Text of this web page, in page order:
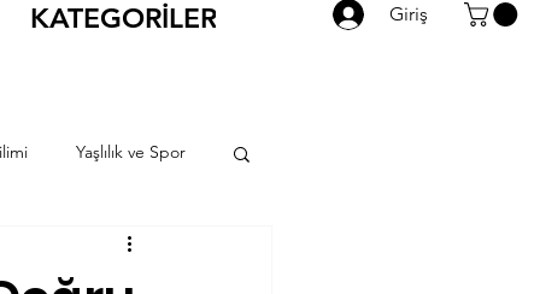
KATEGORİLER Giriş
Yaşlılık ve Spor